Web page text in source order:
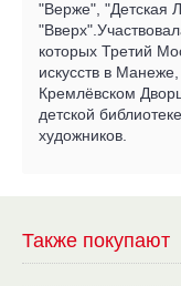
"Верже", "Детская
которых Третий
искусств в
Кремлёвском
детской
художников.
Также покупают